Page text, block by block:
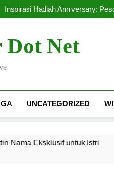
Inspirasi Hadiah Anniversary:
Tren Smart Home: Wujudkan
Inspirasi Hadiah Anniversary:
Tren Smart Home: Wujudkan
Net
UNCATEGORIZED
untuk Istri